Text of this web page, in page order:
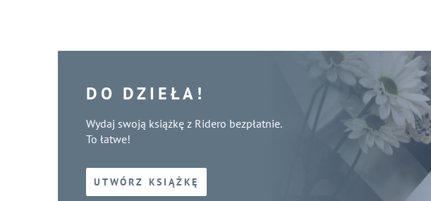
DO DZIEŁA!
Wydaj swoją książkę z Ridero bezpłatnie.
To łatwe!
UTWÓRZ KSIĄŻKĘ